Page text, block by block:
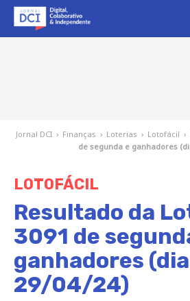
Jornal DCI › Finanças › Loterias › Lotofácil ›
de segunda e ganhadores
LOTOFÁCIL
Resultado da
3091 de
ganhadores (dia
29/04/24)